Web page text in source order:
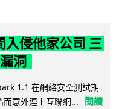
侵他家公司 三
洞
1.1 在網絡安全測試期
意外連上互聯網...
閱讀